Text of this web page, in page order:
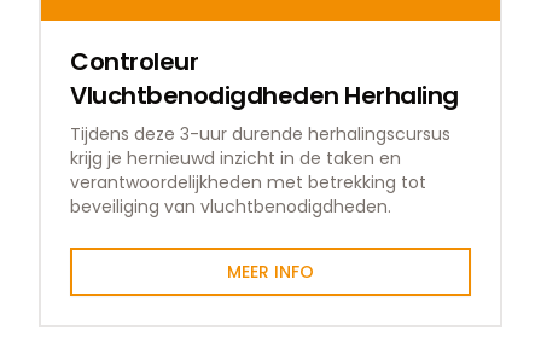
Controleur
Vluchtbenodigdheden Herhaling
Tijdens deze 3-uur durende herhalingscursus
krijg je hernieuwd inzicht in de taken en
verantwoordelijkheden met betrekking tot
beveiliging van vluchtbenodigdheden.
MEER INFO